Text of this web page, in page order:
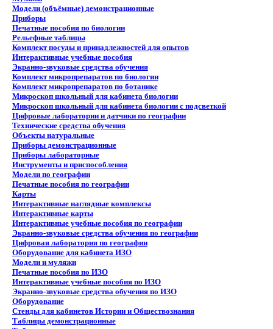
Модели (объёмные) демонстрационные
Приборы
Печатные пособия по биологии
Рельефные таблицы
Комплект посуды и принадлежностей для опытов
Интерактивные учебные пособия
Экранно-звуковые средства обучения
Комплект микропрепаратов по биологии
Комплект микропрепаратов по ботанике
Микроскоп школьный для кабинета биологии
Микроскоп школьный для кабинета биологии с подсветкой
Цифровые лаборатории и датчики по географии
Технические средства обучения
Объекты натуральные
Приборы демонстрационные
Приборы лабораторные
Инструменты и приспособления
Модели по географии
Печатные пособия по географии
Карты
Интерактивные наглядные комплексы
Интерактивные карты
Интерактивные учебные пособия по географии
Экранно-звуковые средства обучения по географии
Цифровая лаборатория по географии
Оборудование для кабинета ИЗО
Модели и муляжи
Печатные пособия по ИЗО
Интерактивные учебные пособия по ИЗО
Экранно-звуковые средства обучения по ИЗО
Оборудование
Стенды для кабинетов Истории и Обществознания
Таблицы демонстрационные